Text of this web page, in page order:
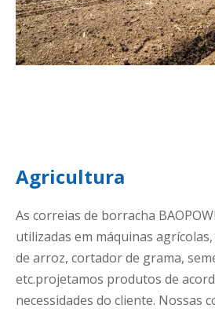
Agricultura
As correias de borracha
utilizadas em máquinas
de arroz, cortador de grama,
etc.projetamos produtos de
necessidades do cliente. Nossas